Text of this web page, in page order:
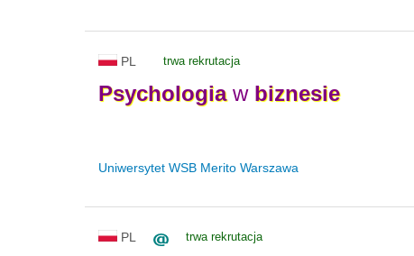
PL trwa rekrutacja
Psychologiaw biznesie
Uniwersytet WSB Merito Warszawa
PL trwa rekrutacja